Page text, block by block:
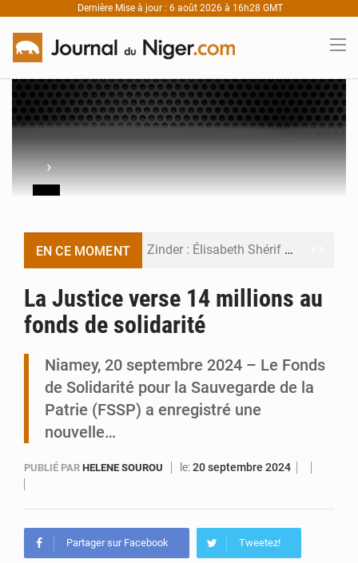
Dernière Mise à jour : 6 août 2026 à 16h28 GMT
›
EN CE MOMENT Zinder : Élisabeth Shérif visite l’école Birni Garçon
Tibiri : le dialogue, nouveau terrain de jeu pour la paix
La Justice verse 14 millions au
fonds de solidarité
Niamey, 20 septembre 2024 – Le Fonds
de Solidarité pour la Sauvegarde de la
Patrie (FSSP) a enregistré une
nouvelle…
PUBLIÉ PAR HELENE SOUROU le:20 septembre 2024
Partager sur Facebook Tweetez!